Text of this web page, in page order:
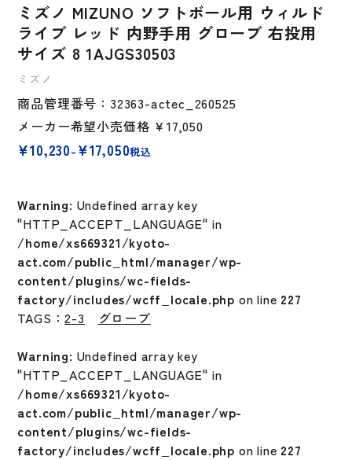
ミズノ MIZUNO ソフトボール用 ウィルド
ライブ レッド 内野手用 グローブ 右投用
サイズ 8 1AJGS30503
ミズノ
商品管理番号：32363-actec_260525
メーカー希望小売価格 ￥17,050
¥10,230– ¥17,050
価
格
–
¥17,050
税込
Warning: Undefined array key
"HTTP_ACCEPT_LANGUAGE" in
/home/xs669321/kyoto-
act.com/public_html/manager/wp-
content/plugins/wc-fields-
factory/includes/wcff_locale.php on line 227
TAGS：2-3
グローブ
Warning: Undefined array key
"HTTP_ACCEPT_LANGUAGE" in
/home/xs669321/kyoto-
act.com/public_html/manager/wp-
content/plugins/wc-fields-
factory/includes/wcff_locale.php on line 227